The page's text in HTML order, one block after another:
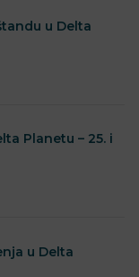
u Delta
Planetu – 25. i
u Delta